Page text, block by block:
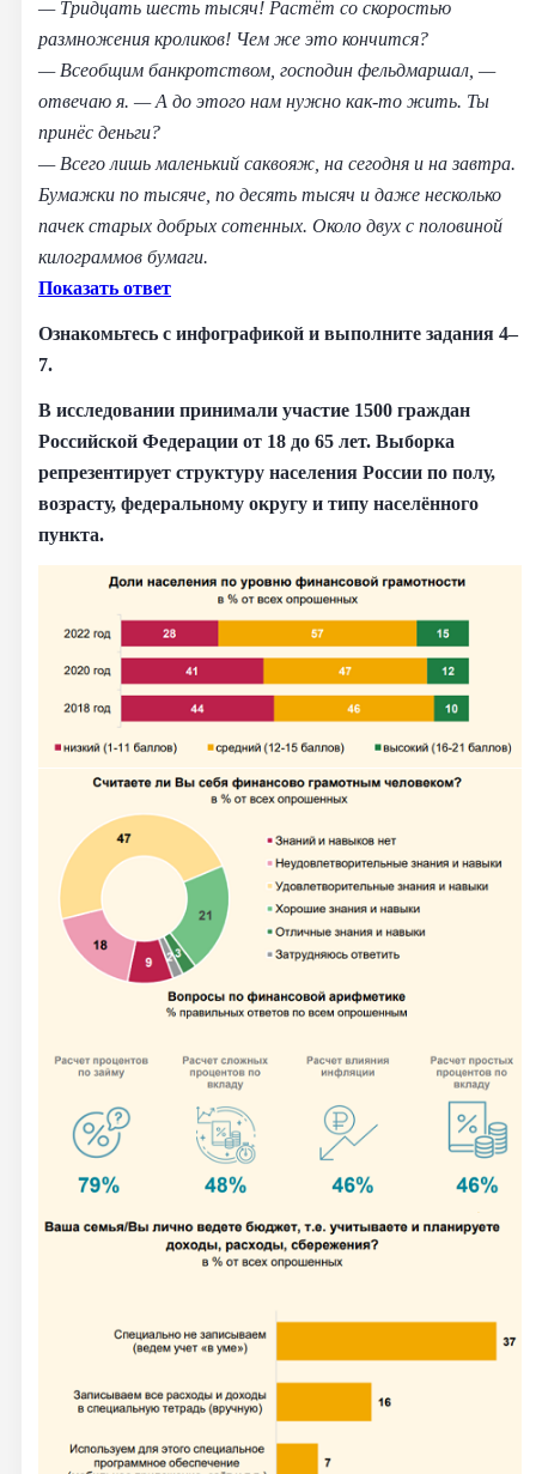
— Тридцать шесть тысяч! Растёт со скоростью
размножения кроликов! Чем же это кончится?
— Всеобщим банкротством, господин фельдмаршал, —
отвечаю я. — А до этого нам нужно как-то жить. Ты
принёс деньги?
— Всего лишь маленький саквояж, на сегодня и на завтра.
Бумажки по тысяче, по десять тысяч и даже несколько
пачек старых добрых сотенных. Около двух с половиной
килограммов бумаги.
Показать ответ
Ознакомьтесь с инфографикой и выполните задания 4–
7.
В исследовании принимали участие 1500 граждан
Российской Федерации от 18 до 65 лет. Выборка
репрезентирует структуру населения России по полу,
возрасту, федеральному округу и типу населённого
пункта.